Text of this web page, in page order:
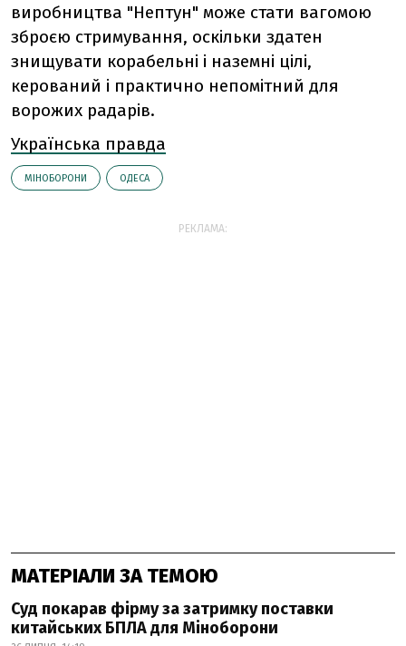
виробництва "Нептун" може стати вагомою
зброєю стримування, оскільки здатен
знищувати корабельні і наземні цілі,
керований і практично непомітний для
ворожих радарів.
Українська правда
МІНОБОРОНИ ОДЕСА
РЕКЛАМА:
МАТЕРІАЛИ ЗА ТЕМОЮ
Суд покарав фірму за затримку поставки
китайських БПЛА для Міноборони